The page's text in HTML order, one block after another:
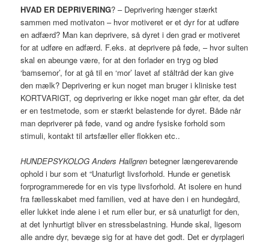
HVAD ER DEPRIVERING? – Deprivering hænger stærkt
sammen med motivaton – hvor motiveret er et dyr for at udføre
en adfærd? Man kan deprivere, så dyret i den grad er motiveret
for at udføre en adfærd. F.eks. at deprivere på føde, – hvor sulten
skal en abeunge være, for at den forlader en tryg og blød
‘bamsemor’, for at gå til en ‘mor’ lavet af ståltråd der kan give
den mælk? Deprivering er kun noget man bruger i kliniske test
KORTVARIGT, og deprivering er ikke noget man går efter, da det
er en testmetode, som er stærkt belastende for dyret. Både når
man depriverer på føde, vand og andre fysiske forhold som
stimuli, kontakt til artsfæller eller flokken etc..
HUNDEPSYKOLOG Anders Hallgren betegner længerevarende
ophold i bur som et “Unaturligt livsforhold. Hunde er genetisk
forprogrammerede for en vis type livsforhold. At isolere en hund
fra fællesskabet med familien, ved at have den i en hundegård,
eller lukket inde alene i et rum eller bur, er så unaturligt for den,
at det lynhurtigt bliver en stressbelastning. Hunde skal, ligesom
alle andre dyr, bevæge sig for at have det godt. Det er dyrplageri